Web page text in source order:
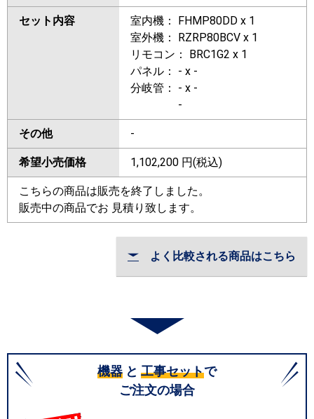
セット内容
室内機： FHMP80DD x 1
室外機： RZRP80BCV x 1
リモコン： BRC1G2 x 1
パネル： - x -
分岐管： - x -
-
その他 -
希望小売価格 1,102,200 円(税込)
こちらの商品は販売を終了しました。
販売中の商品でお 見積り致します。
よく比較される商品はこちら
機器 と 工事セットで
ご注文の場合